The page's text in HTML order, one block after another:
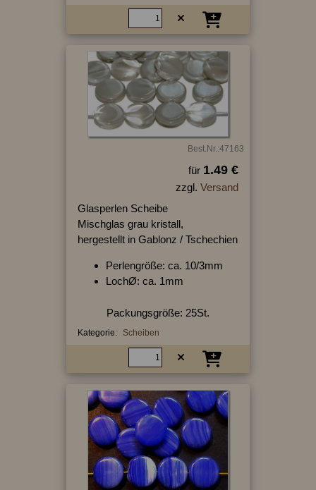
Best.Nr.:47163
für 1.49 €
zzgl. Versand
Glasperlen Scheibe
Mischglas grau kristall,
hergestellt in Gablonz / Tschechien
Perlengröße: ca. 10/3mm
LochØ: ca. 1mm
Packungsgröße: 25St.
Kategorie: Scheiben